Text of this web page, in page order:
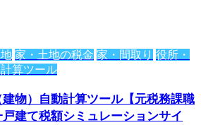
家・土地の税金 家・間取り 役所・
算ツール
物）自動計算ツール【元税務課職
建て税額シミュレーションサイ